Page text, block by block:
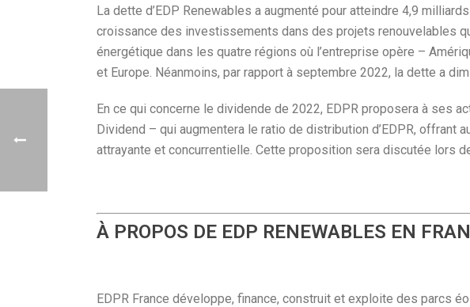
La dette d’EDP Renewables a augmenté pour atteindre 4,9
croissance des investissements dans des projets renouvelables
énergétique dans les quatre régions où l’entreprise opère –
et Europe. Néanmoins, par rapport à septembre 2022, la dette a
En ce qui concerne le dividende de 2022, EDPR proposera à ses
Dividend – qui augmentera le ratio de distribution d’EDPR, offrant
attrayante et concurrentielle. Cette proposition sera discutée lors
À PROPOS DE EDP RENEWABLES EN
EDPR France développe, finance, construit et exploite des parcs